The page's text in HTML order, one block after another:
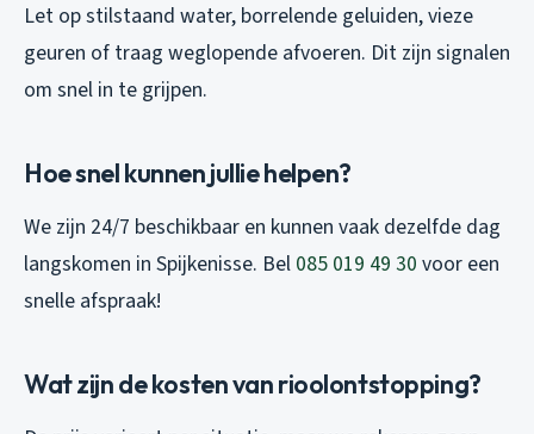
Let op stilstaand water, borrelende geluiden, vieze
geuren of traag weglopende afvoeren. Dit zijn signalen
om snel in te grijpen.
Hoe snel kunnen jullie helpen?
We zijn 24/7 beschikbaar en kunnen vaak dezelfde dag
langskomen in Spijkenisse. Bel 085 019 49 30 voor een
snelle afspraak!
Wat zijn de kosten van rioolontstopping?